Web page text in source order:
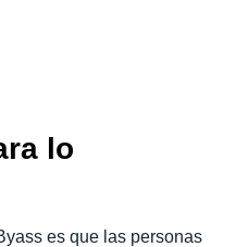
lo
es que las personas